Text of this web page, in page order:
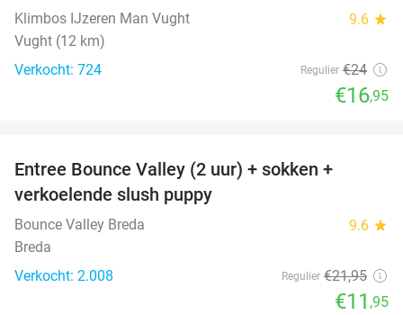
Klimbos IJzeren Man Vught 9.6 star
Vught (12 km)
Verkocht: 724
Regulier €24
€16,95
Entree Bounce Valley (2 uur) + sokken +
verkoelende slush puppy
Bounce Valley Breda 9.6 star
Breda
Verkocht: 2.008
Regulier €21,95
€11 ,95